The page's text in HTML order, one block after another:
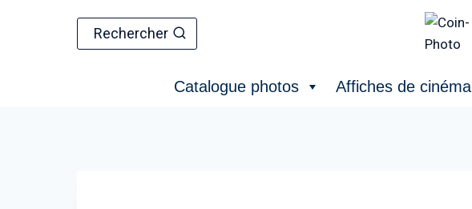
Rechercher
Catalogue photos Affiches de cinéma